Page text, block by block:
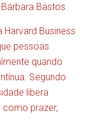
Bastos.
Harvard Business
pessoas
quando
Segundo
libera
prazer,